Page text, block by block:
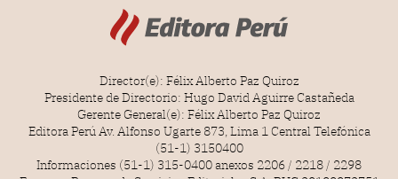
Director(e): Félix Alberto Paz Quiroz
Presidente de Directorio: Hugo David Aguirre Castañeda
Gerente General(e): Félix Alberto Paz Quiroz
Editora Perú Av. Alfonso Ugarte 873, Lima 1 Central Telefónica
(51-1) 3150400
Informaciones (51-1) 315-0400 anexos 2206 / 2218 / 2298